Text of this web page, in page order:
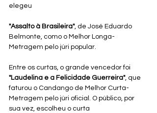
elegeu
"Assalto à Brasileira", de José Eduardo
Belmonte, como o Melhor Longa-
Metragem pelo júri popular.
Entre os curtas, o grande vencedor foi
"Laudelina e a Felicidade Guerreira", que
faturou o Candango de Melhor Curta-
Metragem pelo júri oficial. O público, por
sua vez, escolheu o curta